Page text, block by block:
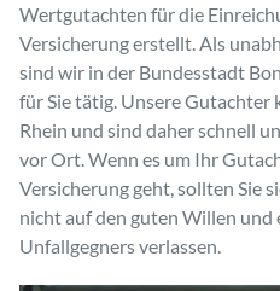
Wertgutachten für die
Versicherung erstellt. Als
sind wir in der Bundesstadt
für Sie tätig. Unsere Gutachter
Rhein und sind daher schnell
vor Ort. Wenn es um Ihr
Versicherung geht, sollten Sie
nicht auf den guten Willen und
Unfallgegners verlassen.